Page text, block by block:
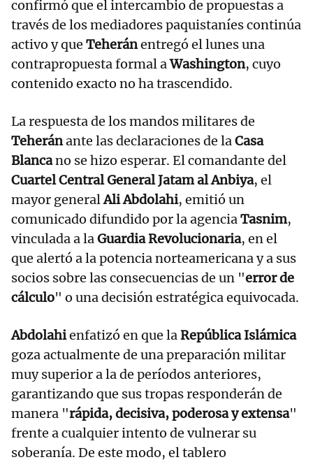
confirmó que el intercambio de propuestas a
través de los mediadores paquistaníes continúa
activo y que Teheránentregó el lunes una
contrapropuesta formal aWashington, cuyo
contenido exacto no ha trascendido.
La respuesta de los mandos militares de
Teheránante las declaraciones de laCasa
Blancano se hizo esperar. El comandante del
Cuartel Central General Jatam al Anbiya, el
mayor generalAli Abdolahi, emitió un
comunicado difundido por la agenciaTasnim,
vinculada a laGuardia Revolucionaria, en el
que alertó a la potencia norteamericana y a sus
socios sobre las consecuencias de un "error de
cálculo" o una decisión estratégica equivocada.
Abdolahienfatizó en que laRepública Islámica
goza actualmente de una preparación militar
muy superior a la de períodos anteriores,
garantizando que sus tropas responderán de
manera "rápida, decisiva, poderosa y extensa"
frente a cualquier intento de vulnerar su
soberanía. De este modo, el tablero